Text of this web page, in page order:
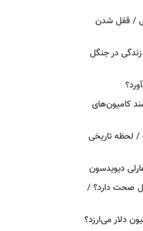
/ قفل شدن
در جنگل
کامیون‌های
/ لحظه تاریخی
دیویدسون
بین‌الملل صحت دارد؟ /
زمان ایلان ماسک ۱۰۰ میلیون دلار می‌ارزد؟